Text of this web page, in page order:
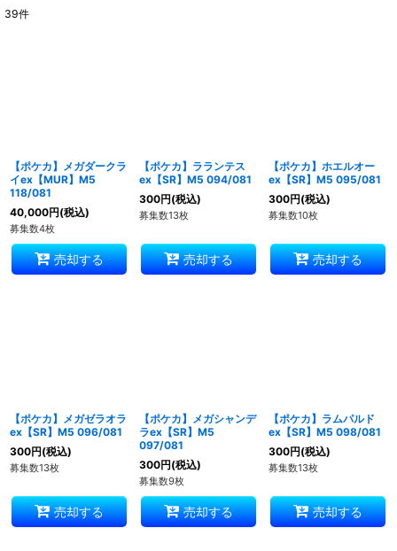
39件
【ポケカ】メガダークラ
イex【MUR】M5
118/081
40,000円(税込)
募集数4枚
売却する
【ポケカ】ラランテス
ex【SR】M5 094/081
300円(税込)
募集数13枚
売却する
【ポケカ】ホエルオー
ex【SR】M5 095/081
300円(税込)
募集数10枚
売却する
【ポケカ】メガゼラオラ
ex【SR】M5 096/081
300円(税込)
募集数13枚
売却する
【ポケカ】メガシャンデ
ラex【SR】M5
097/081
300円(税込)
募集数9枚
売却する
【ポケカ】ラムパルド
ex【SR】M5 098/081
300円(税込)
募集数13枚
売却する